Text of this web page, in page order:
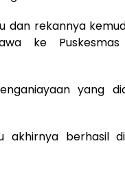
dan rekannya
ke
yang
akhirnya berhasil